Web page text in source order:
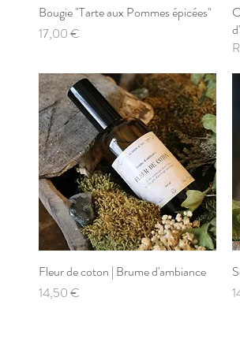
Aperçu rapide
Bougie "Tarte aux Pommes épicées"
Prix
17,00 €
Aperçu rapide
Fleur de coton | Brume d'ambiance
Prix
14,50 €